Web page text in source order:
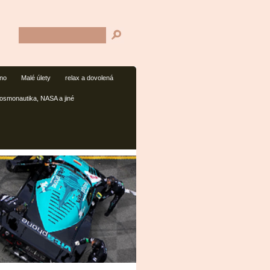
Malé úlety relax a dovolená
NASA a jiné